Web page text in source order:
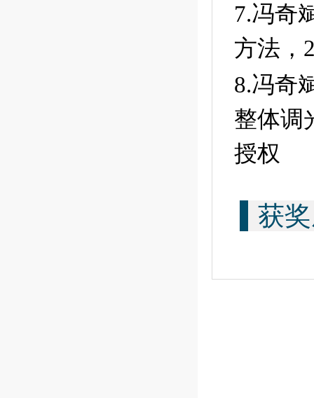
7.冯奇
方法，
8.冯奇
整体调
授权
获